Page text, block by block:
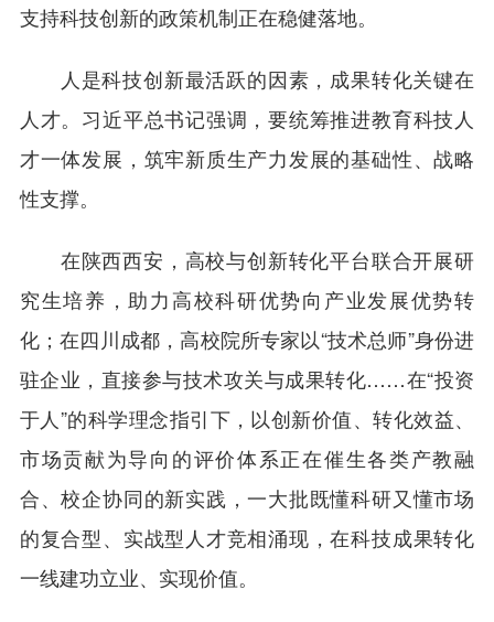
支持科技创新的政策机制正在稳健落地。
人是科技创新最活跃的因素，成果转化关键在
人才。习近平总书记强调，要统筹推进教育科技人
才一体发展，筑牢新质生产力发展的基础性、战略
性支撑。
在陕西西安，高校与创新转化平台联合开展研
究生培养，助力高校科研优势向产业发展优势转
化；在四川成都，高校院所专家以“技术总师”身份进
驻企业，直接参与技术攻关与成果转化……在“投资
于人”的科学理念指引下，以创新价值、转化效益、
市场贡献为导向的评价体系正在催生各类产教融
合、校企协同的新实践，一大批既懂科研又懂市场
的复合型、实战型人才竞相涌现，在科技成果转化
一线建功立业、实现价值。